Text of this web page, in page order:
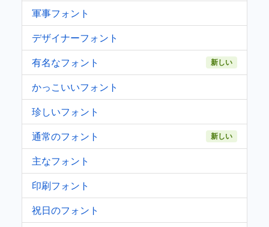
軍事フォント
デザイナーフォント
有名なフォント
新しい
かっこいいフォント
珍しいフォント
通常のフォント
新しい
主なフォント
印刷フォント
祝日のフォント